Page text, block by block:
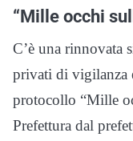
“Mille occhi
C’è una rinnovata
privati di vigilanza
protocollo “Mille
Prefettura dal